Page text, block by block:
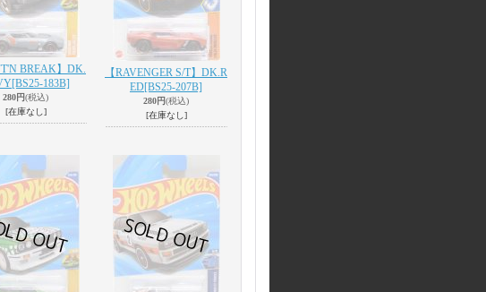
BREAK】DK.
[BS25-183B]
280円(税込)
[在庫なし]
【RAVENGER S/T】DK.R
ED[BS25-207B]
280円(税込)
[在庫なし]